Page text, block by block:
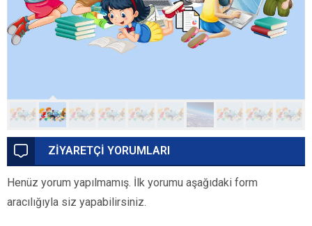
ZİYARETÇİ YORUMLARI
Henüz yorum yapılmamış. İlk yorumu aşağıdaki form
aracılığıyla siz yapabilirsiniz.